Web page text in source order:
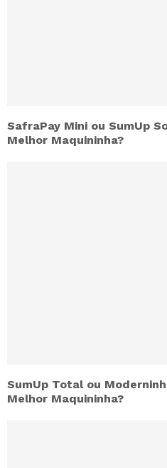
SafraPay Mini ou SumUp
Melhor Maquininha?
SumUp Total ou
Melhor Maquininha?